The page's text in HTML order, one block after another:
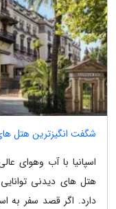
شگفت انگیزترین هتل
اسپانیا با آب وهوای
هتل های دیدنی
دارد. اگر قصد سفر به